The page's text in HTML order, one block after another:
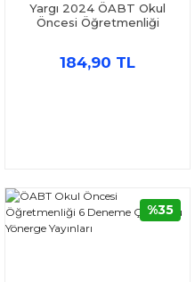
Yargı 2024 ÖABT Okul
Öncesi Öğretmenliği
184,90 TL
%35